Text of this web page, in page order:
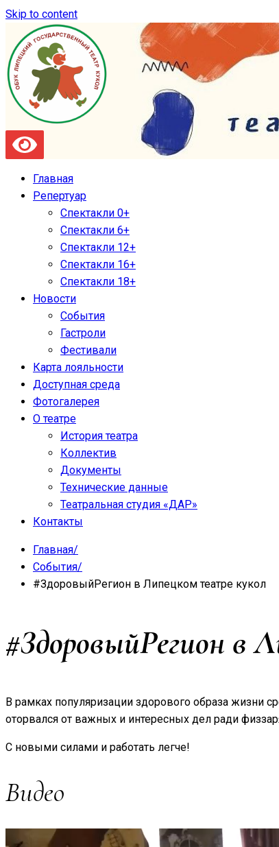
Skip to content
Главная
Репертуар
Спектакли 0+
Спектакли 6+
Спектакли 12+
Спектакли 16+
Спектакли 18+
Новости
События
Гастроли
Фестивали
Карта лояльности
Доступная среда
Фотогалерея
О театре
История театра
Коллектив
Документы
Технические данные
Театральная студия «ДАР»
Контакты
Главная/
События/
#ЗдоровыйРегион в Липецком театре кукол
#ЗдоровыйРегион в
В рамках популяризации здорового образа жизни
оторвался от важных и интересных дел ради
С новыми силами и работать легче!
Видео